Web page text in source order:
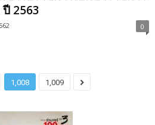
2563
0
1,008 1,009